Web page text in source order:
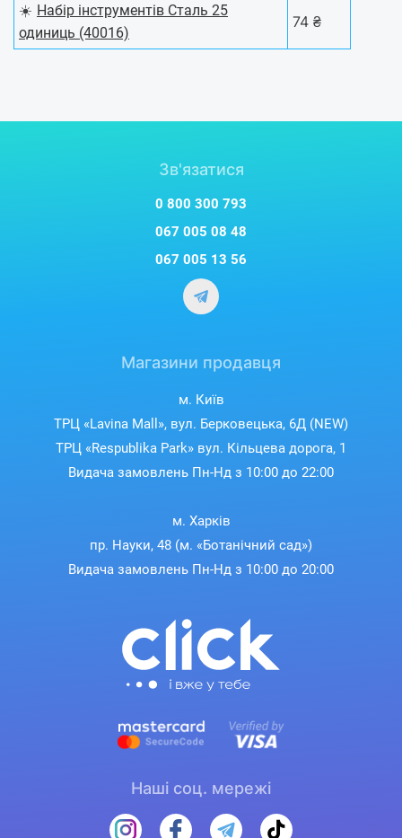
☀️ Набiр iнструментiв Сталь 25
одиниць (40016)
74 ₴
Зв'язатися
0 800 300 793
067 005 08 48
067 005 13 56
Магазини продавця
м. Київ
ТРЦ «Lavina Mall», вул. Берковецька, 6Д (NEW)
ТРЦ «Respublika Park» вул. Кільцева дорога, 1
Видача замовлень Пн-Нд з 10:00 до 22:00
м. Харків
пр. Науки, 48 (м. «Ботанічний сад»)
Видача замовлень Пн-Нд з 10:00 до 20:00
Наші соц. мережі